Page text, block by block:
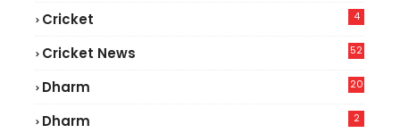
Cricket 4
Cricket News
52
Dharm 20
Dharm 2